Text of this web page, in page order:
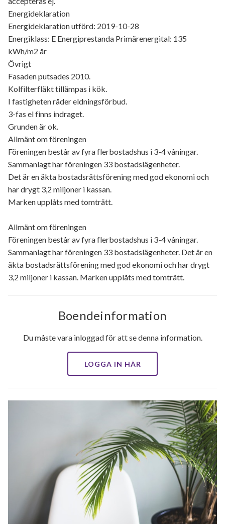
Energideklaration
Energideklaration utförd: 2019-10-28
Energiklass: E Energiprestanda Primärenergital: 135
kWh/m2 år
Övrigt
Fasaden putsades 2010.
Kolfilterfläkt tillämpas i kök.
I fastigheten råder eldningsförbud.
3-fas el finns indraget.
Grunden är ok.
Allmänt om föreningen
Föreningen består av fyra flerbostadshus i 3-4 våningar.
Sammanlagt har föreningen 33 bostadslägenheter.
Det är en äkta bostadsrättsförening med god ekonomi och
har drygt 3,2 miljoner i kassan.
Marken upplåts med tomträtt.
Allmänt om föreningen
Föreningen består av fyra flerbostadshus i 3-4 våningar.
Sammanlagt har föreningen 33 bostadslägenheter. Det är en
äkta bostadsrättsförening med god ekonomi och har drygt
3,2 miljoner i kassan. Marken upplåts med tomträtt.
Boendeinformation
Du måste vara inloggad för att se denna information.
LOGGA IN HÄR